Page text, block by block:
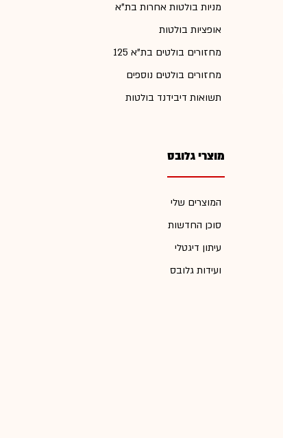
מניות בולטות אחרות בת"א
אופציות בולטות
מחזורים בולטים בת"א 125
מחזורים בולטים נוספים
תשואות דיבידנד בולטות
מוצרי גלובס
המוצרים שלי
סוכן החדשות
עיתון דיגטלי
ועידות גלובס